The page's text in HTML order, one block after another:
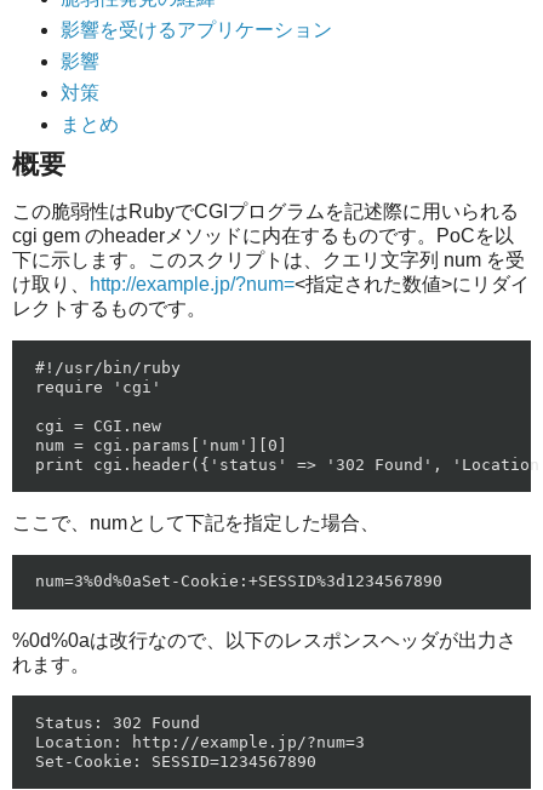
影響を受けるアプリケーション
影響
対策
まとめ
概要
この脆弱性はRubyでCGIプログラムを記述際に用いられる
cgi gem のheaderメソッドに内在するものです。PoCを以
下に示します。このスクリプトは、クエリ文字列 num を受
け取り、
http://example.jp/?num=<指定された数値>にリダイ
レクトするものです。
#!/usr/bin/ruby
require 'cgi'
cgi = CGI.new
num = cgi.params['num'][0]
ここで、numとして下記を指定した場合、
%0d%0aは改行なので、以下のレスポンスヘッダが出力さ
れます。
Status: 302 Found
Location: http://example.jp/?num=3